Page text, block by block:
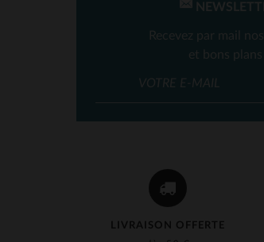
LIVRAISON OFFERTE
Recevez par mail
et bons plans !